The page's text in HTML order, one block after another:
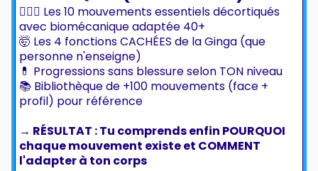
🤸🏼‍♂️ Les 10 mouvements essentiels décortiqués
avec biomécanique adaptée 40+
🤯 Les 4 fonctions CACHÉES de la Ginga (que
personne n'enseigne)
💊 Progressions sans blessure selon TON niveau
📚 Bibliothèque de +100 mouvements (face +
profil) pour référence
→ RÉSULTAT : Tu comprends enfin POURQUOI
chaque mouvement existe et COMMENT
l'adapter à ton corps